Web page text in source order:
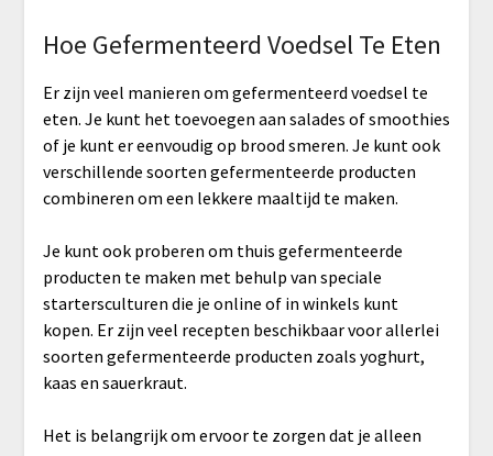
Hoe Gefermenteerd Voedsel Te Eten
Er zijn veel manieren om gefermenteerd voedsel te
eten. Je kunt het toevoegen aan salades of smoothies
of je kunt er eenvoudig op brood smeren. Je kunt ook
verschillende soorten gefermenteerde producten
combineren om een lekkere maaltijd te maken.
Je kunt ook proberen om thuis gefermenteerde
producten te maken met behulp van speciale
startersculturen die je online of in winkels kunt
kopen. Er zijn veel recepten beschikbaar voor allerlei
soorten gefermenteerde producten zoals yoghurt,
kaas en sauerkraut.
Het is belangrijk om ervoor te zorgen dat je alleen